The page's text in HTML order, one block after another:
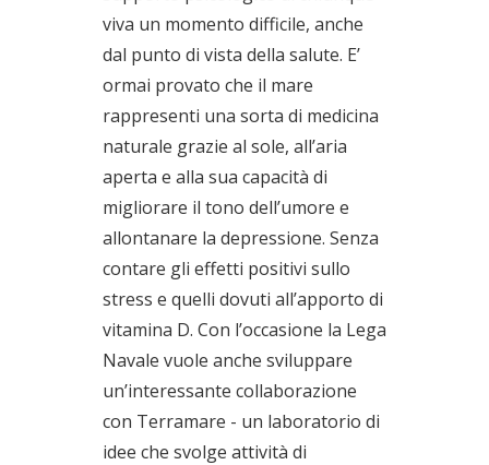
viva un momento difficile, anche
dal punto di vista della salute. E’
ormai provato che il mare
rappresenti una sorta di medicina
naturale grazie al sole, all’aria
aperta e alla sua capacità di
migliorare il tono dell’umore e
allontanare la depressione. Senza
contare gli effetti positivi sullo
stress e quelli dovuti all’apporto di
vitamina D. Con l’occasione la Lega
Navale vuole anche sviluppare
un’interessante collaborazione
con Terramare - un laboratorio di
idee che svolge attività di